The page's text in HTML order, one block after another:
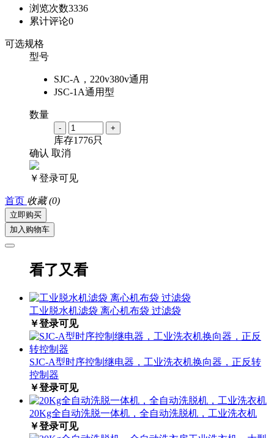
浏览次数3336
累计评论0
可选规格
型号
SJC-A，220v380v通用
JSC-1A通用型
数量
- +
库存1776只
确认 取消
￥登录可见
首页 收藏 (0)
立即购买
加入购物车
看了又看
工业脱水机滤袋 离心机布袋 过滤袋
￥登录可见
SJC-A型时序控制继电器，工业洗衣机换向器，正反转
控制器
￥登录可见
20Kg全自动洗脱一体机，全自动洗脱机，工业洗衣机
￥登录可见